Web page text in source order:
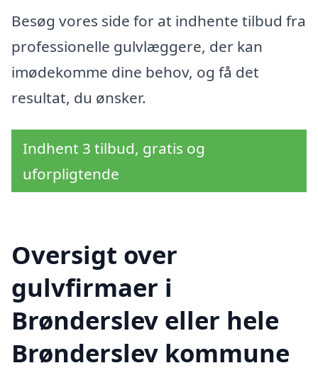
Besøg vores side for at indhente tilbud fra
professionelle gulvlæggere, der kan
imødekomme dine behov, og få det
resultat, du ønsker.
Indhent 3 tilbud, gratis og
uforpligtende
Oversigt over
gulvfirmaer i
Brønderslev eller hele
Brønderslev kommune